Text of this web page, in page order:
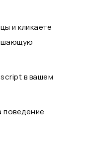
и кликаете
в вашем